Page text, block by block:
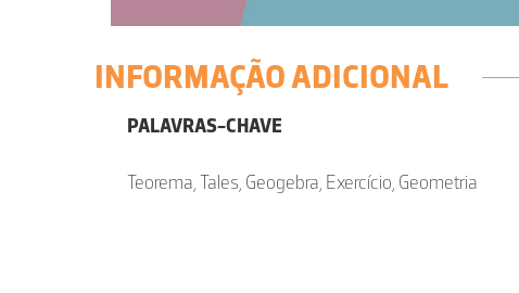
INFORMAÇÃO ADICIONAL
PALAVRAS-CHAVE
Teorema, Tales, Geogebra, Exercício, Geometria